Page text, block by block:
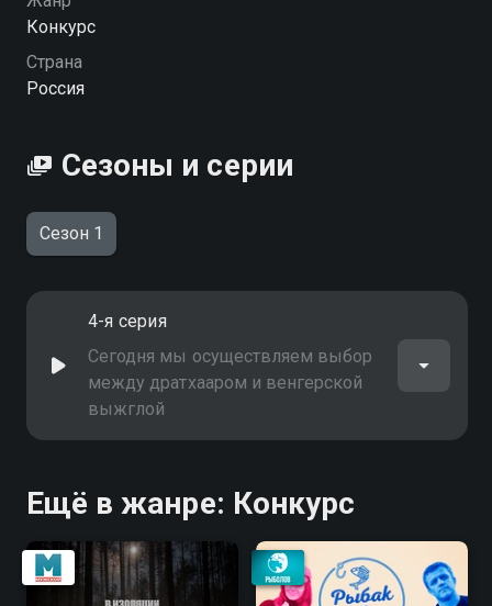
Посмотреть онлайн 1 сезон сериала Битва пород вы
можете совершенно бесплатно в хорошем HD
Конкурс
Страна
Россия
Сезоны и серии
Сезон 1
4-я серия
Сегодня мы осуществляем выбор
между дратхааром и венгерской
выжглой
Ещё в жанре: Конкурс